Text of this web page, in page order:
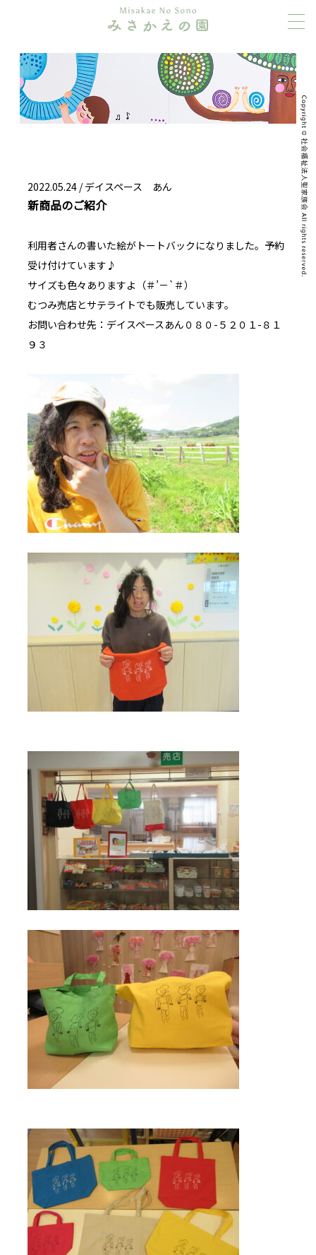
2022.05.24 /デイスペース あん
新商品のご紹介
利用者さんの書いた絵がトートバックになりました。予約
受け付けています♪
サイズも色々ありますよ（＃’－`＃）
むつみ売店とサテライトでも販売しています。
お問い合わせ先：デイスペースあん０８０-５２０１-８１
９３